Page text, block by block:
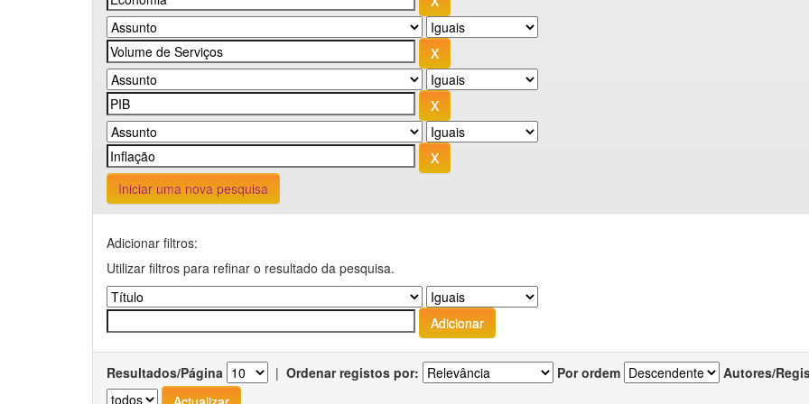
Iniciar uma nova pesquisa
Adicionar filtros:
Utilizar filtros para refinar o resultado da pesquisa.
Resultados/Página | Ordenar registos por: Por ordem Autores/